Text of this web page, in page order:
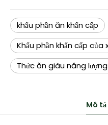
khẩu phần ăn khẩn cấp
Khẩu phần khẩn cấp của
Thức ăn giàu năng
Mô tả